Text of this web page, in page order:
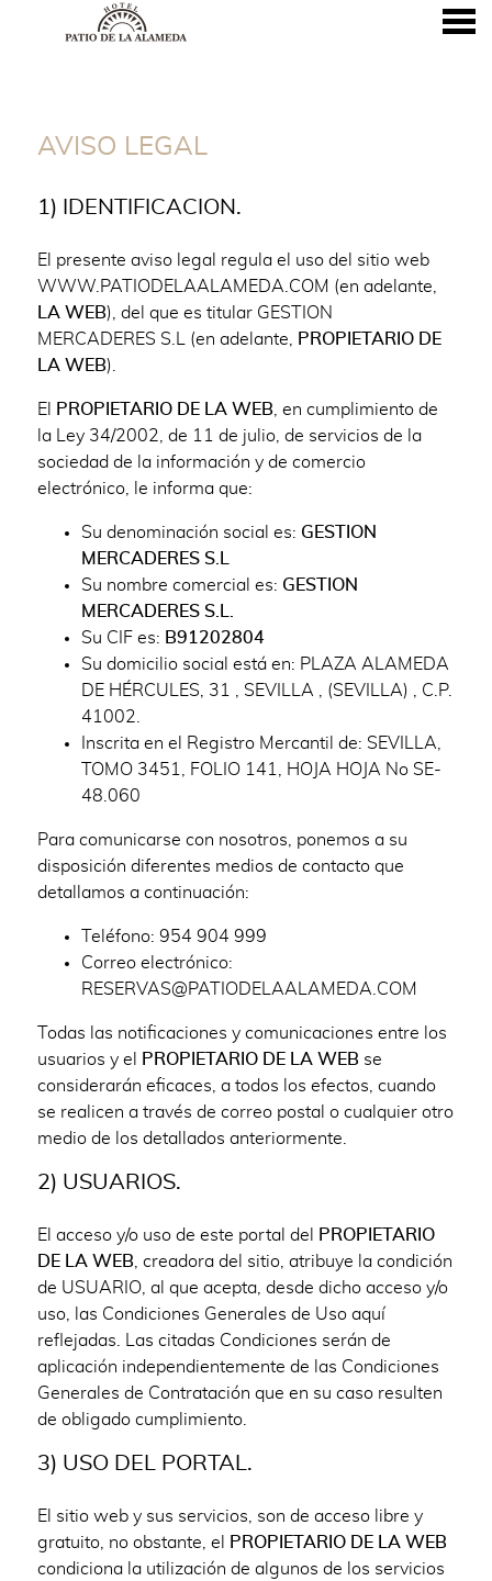
AVISO LEGAL
1) IDENTIFICACION.
El presente aviso legal regula el uso del sitio web
WWW.PATIODELAALAMEDA.COM (en adelante,
LA WEB), del que es titular GESTION
MERCADERES S.L (en adelante,
PROPIETARIO DE
LA WEB).
El PROPIETARIO DE LA WEB , en cumplimiento de
la Ley 34/2002, de 11 de julio, de servicios de la
sociedad de la información y de comercio
electrónico, le informa que:
Su denominación social es: GESTION
MERCADERES S.L
Su nombre comercial es: GESTION
MERCADERES S.L.
Su CIF es: B91202804
Su domicilio social está en: PLAZA ALAMEDA
DE HÉRCULES, 31 , SEVILLA , (SEVILLA) , C.P.
41002.
Inscrita en el Registro Mercantil de: SEVILLA,
TOMO 3451, FOLIO 141, HOJA HOJA No SE-
48.060
Para comunicarse con nosotros, ponemos a su
disposición diferentes medios de contacto que
detallamos a continuación:
Teléfono: 954 904 999
Correo electrónico:
RESERVAS@PATIODELAALAMEDA.COM
Todas las notificaciones y comunicaciones entre los
usuarios y el
PROPIETARIO DE LA WEB se
considerarán eficaces, a todos los efectos, cuando
se realicen a través de correo postal o cualquier otro
medio de los detallados anteriormente.
2) USUARIOS.
El acceso y/o uso de este portal del
PROPIETARIO
DE LA WEB , creadora del sitio, atribuye la condición
de USUARIO, al que acepta, desde dicho acceso y/o
uso, las Condiciones Generales de Uso aquí
reflejadas. Las citadas Condiciones serán de
aplicación independientemente de las Condiciones
Generales de Contratación que en su caso resulten
de obligado cumplimiento.
3) USO DEL PORTAL.
El sitio web y sus servicios, son de acceso libre y
gratuito, no obstante, el
PROPIETARIO DE LA WEB
condiciona la utilización de algunos de los servicios